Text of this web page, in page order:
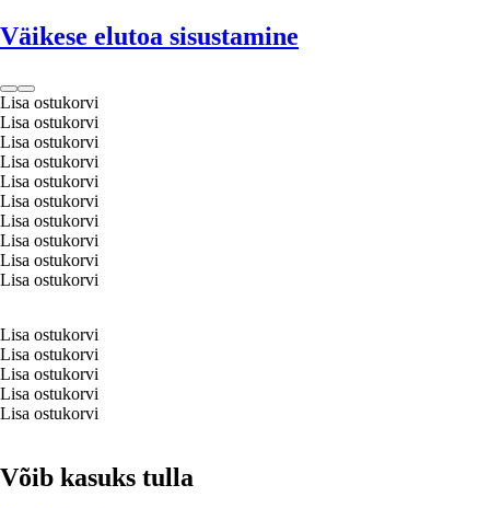
Väikese elutoa sisustamine
Lisa ostukorvi
Lisa ostukorvi
Lisa ostukorvi
Lisa ostukorvi
Lisa ostukorvi
Lisa ostukorvi
Lisa ostukorvi
Lisa ostukorvi
Lisa ostukorvi
Lisa ostukorvi
Lisa ostukorvi
Lisa ostukorvi
Lisa ostukorvi
Lisa ostukorvi
Lisa ostukorvi
Võib kasuks tulla